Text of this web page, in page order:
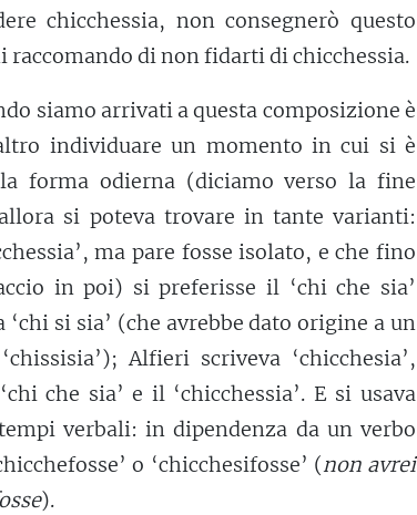
chicchessia, non consegnerò questo
raccomando di non fidarti di chicchessia.
siamo arrivati a questa composizione è
individuare un momento in cui si è
forma odierna (diciamo verso la fine
si poteva trovare in tante varianti:
ma pare fosse isolato, e che fino
in poi) si preferisse il ‘chi che sia’
si sia’ (che avrebbe dato origine a un
Alfieri scriveva ‘chicchesia’,
che sia’ e il ‘chicchessia’. E si usava
verbali: in dipendenza da un verbo
o ‘chicchesifosse’ (non avrei
).